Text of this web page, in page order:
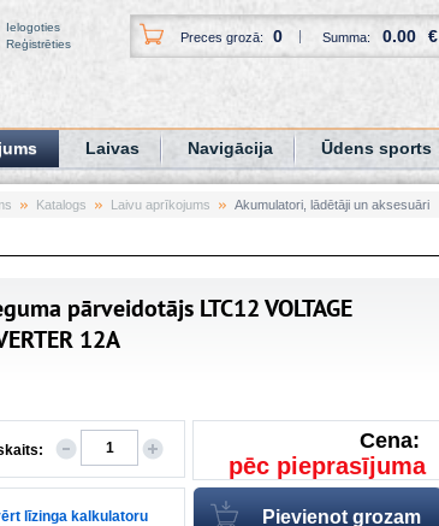
Ielogoties
Reģistrēties
Preces grozā: 0 Summa: 0.00 €
Laivas Navigācija Ūdens sports
Katalogs Laivu aprīkojums Akumulatori, lādētāji un aksesuāri
pārveidotājs LTC12 VOLTAGE
12A
Cena:
pēc pieprasījuma
līzinga kalkulatoru